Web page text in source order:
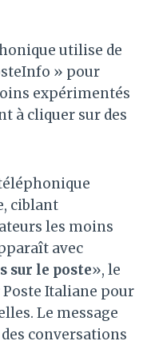
utilise de
» pour
expérimentés
à cliquer sur des
ciblant
les moins
avec
sur le poste», le
Italiane pour
Le message
conversations